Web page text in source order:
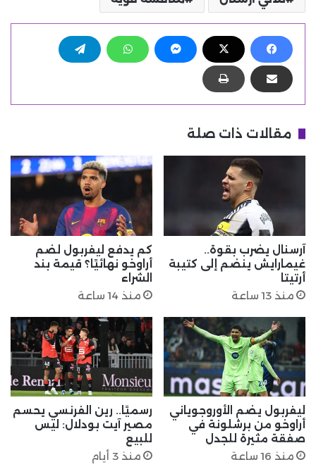
مقالات ذات صلة
آرسنال يضرب بقوة..
غيمارايش ينضم إلى كتيبة
أرتيتا
منذ 13 ساعة
كم يدفع ليفربول لضم
أراوخو نهائيًا؟ قيمة بند
الشراء
منذ 14 ساعة
ليفربول يضم الأوروجوياني
أراوخو من برشلونة في
صفقة مثيرة للجدل
منذ 16 ساعة
رسميًا.. رين الفرنسي يحسم
مصير آيت بودلال: ليس
للبيع
منذ 3 أيام